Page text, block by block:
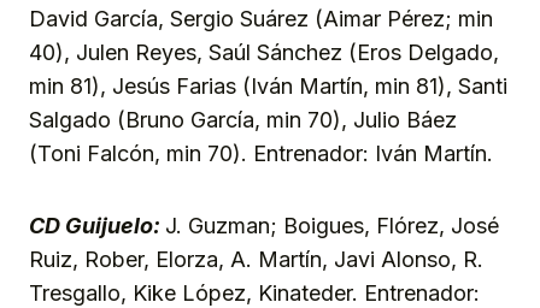
David García, Sergio Suárez (Aimar Pérez; min
40), Julen Reyes, Saúl Sánchez (Eros Delgado,
min 81), Jesús Farias (Iván Martín, min 81), Santi
Salgado (Bruno García, min 70), Julio Báez
(Toni Falcón, min 70). Entrenador: Iván Martín.
CD Guijuelo: J. Guzman; Boigues, Flórez, José
Ruiz, Rober, Elorza, A. Martín, Javi Alonso, R.
Tresgallo, Kike López, Kinateder. Entrenador: